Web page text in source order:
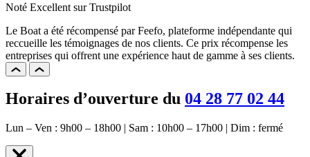
Noté Excellent sur Trustpilot
Le Boat a été récompensé par Feefo, plateforme indépendante qui
reccueille les témoignages de nos clients. Ce prix récompense les
entreprises qui offrent une expérience haut de gamme à ses clients.
Horaires d’ouverture du 04 28 77 02 44
Lun – Ven : 9h00 – 18h00 | Sam : 10h00 – 17h00 | Dim : fermé